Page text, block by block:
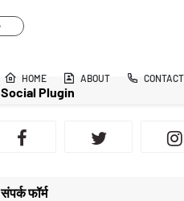
HOME ABOUT CONTACT
Social Plugin
संपर्क फॉर्म